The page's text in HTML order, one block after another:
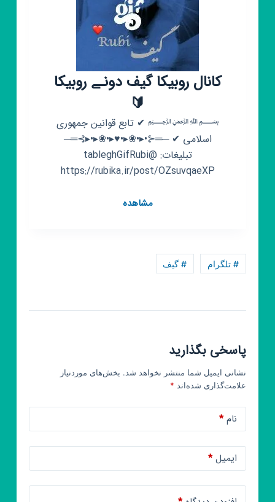
کانال روبیکا گیف دونـے روبیکا
🔰
﷽ ✔ تابع قوانین جمهوری
اسلامی ✔ ─═⊰•▸•❀▸•♥️▸•❀▸•▸⊱═─
تبلیغات: @tableghGifRubi
https://rubika.ir/post/OZsuvqaeXP
مشاهدهکانال
# تلگرام # گیف
پاسخی بگذارید
نشانی ایمیل شما منتشر نخواهد شد. بخش‌های موردنیاز
علامت‌گذاری شده‌اند *
نام*
ایمیل*